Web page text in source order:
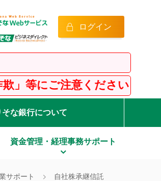
ログイン
ださい！
そな銀行について
資金管理・経理事務サポート
サポート 自社株承継信託